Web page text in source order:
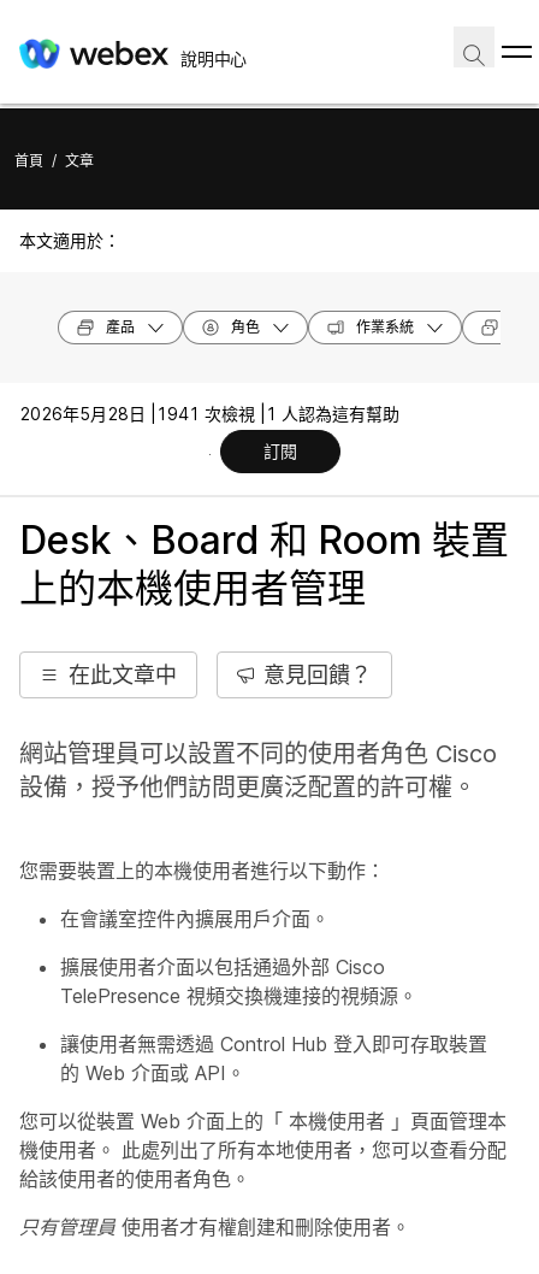
說明中心
首頁 / 文章
本文適用於：
產品 角色 作業系統
2026年5月28日 | 1941 次檢視 |
1 人認為這有幫助
訂閱
Desk、Board 和 Room 裝置
上的本機使用者管理
在此文章中 意見回饋？
網站管理員可以設置不同的使用者角色 Cisco
設備，授予他們訪問更廣泛配置的許可權。
您需要裝置上的本機使用者進行以下動作：
在會議室控件內擴展用戶介面。
擴展使用者介面以包括通過外部 Cisco
TelePresence 視頻交換機連接的視頻源。
讓使用者無需透過 Control Hub 登入即可存取裝置
的 Web 介面或 API。
您可以從裝置 Web 介面上的「 本機使用者 」頁面管理本
機使用者。 此處列出了所有本地使用者，您可以查看分配
給該使用者的使用者角色。
只有管理員使用者才有權創建和刪除使用者。